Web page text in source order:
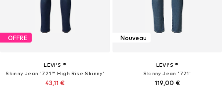
OFFRE
LEVI'S ®
Skinny Jean '721™ High Rise Skinny'
43,11 €
Nouveau
LEVI'S ®
Skinny Jean '721'
119,00 €